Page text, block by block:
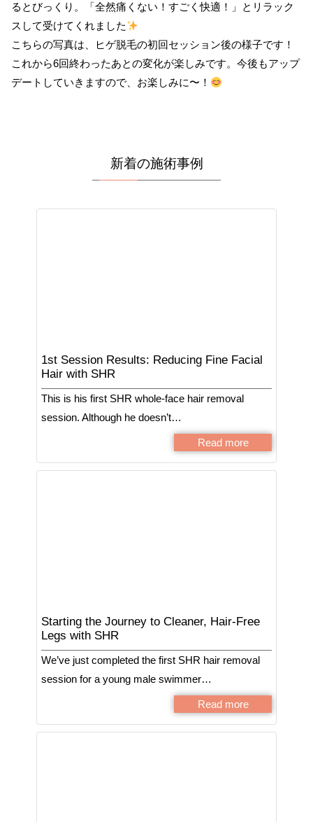
るとびっくり。「全然痛くない！すごく快適！」とリラック
スして受けてくれました
こちらの写真は、ヒゲ脱毛の初回セッション後の様子です！
これから6回終わったあとの変化が楽しみです。今後もアップ
デートしていきますので、お楽しみに〜！
新着の施術事例
1st Session Results: Reducing Fine Facial
Hair with SHR
This is his first SHR whole-face hair removal
session. Although he doesn’t…
Read more
Starting the Journey to Cleaner, Hair-Free
Legs with SHR
We’ve just completed the first SHR hair removal
session for a young male swimmer…
Read more